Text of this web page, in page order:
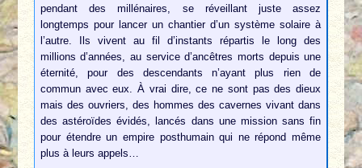
pendant des millénaires, se réveillant juste assez
longtemps pour lancer un chantier d’un système solaire à
l’autre. Ils vivent au fil d’instants répartis le long des
millions d’années, au service d’ancêtres morts depuis une
éternité, pour des descendants n’ayant plus rien de
commun avec eux. À vrai dire, ce ne sont pas des dieux
mais des ouvriers, des hommes des cavernes vivant dans
des astéroïdes évidés, lancés dans une mission sans fin
pour étendre un empire posthumain qui ne répond même
plus à leurs appels…